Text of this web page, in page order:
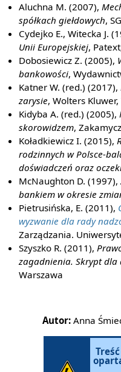
Aluchna M. (2007),
spółkach giełdowych,
Cydejko E., Witecka J.
Unii Europejskiej,
Dobosiewicz Z. (2005),
bankowości,
Katner W. (red.) (2017),
zarysie, Wolters
Kidyba A. (red.) (2005),
skorowidzem,
Koładkiewicz I. (2015),
rodzinnych w Polsce-
doświadczeń oraz
McNaughton D. (1997),
bankiem w okresie
Pietrusińska, E. (2011),
wyzwanie dla rady
Zarządzania.
Szyszko R. (2011),
zagadnienia. Skrypt
Warszawa
Autor: Anna